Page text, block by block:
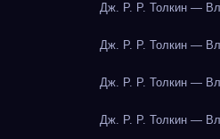
Дж. Р. Р. Толкин —
Дж. Р. Р. Толкин —
Дж. Р. Р. Толкин —
Дж. Р. Р. Толкин —